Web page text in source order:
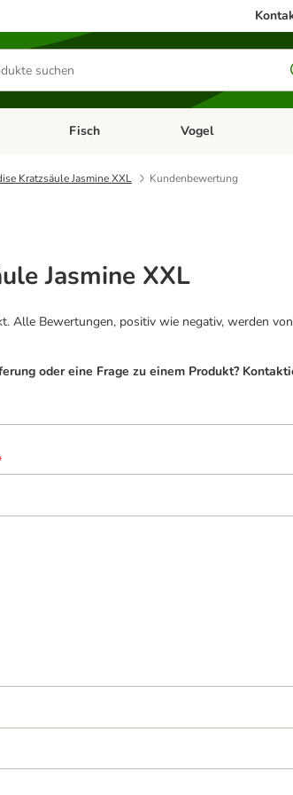
öffnen: Hundefutter & Zubehör
Kategorie-Menü öffnen: Kleintier
Fisch Kategorie-Menü
Vogel
Kratzsäule Jasmine XXL Kundenbewertung
Jasmine XXL
Alle Bewertungen, positiv wie negativ, werden
oder eine Frage zu einem Produkt?